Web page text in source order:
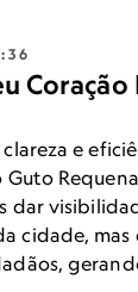
Coração
e
dar
cidade,